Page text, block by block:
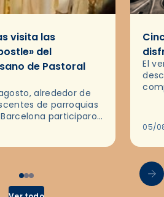
visita las
del
de Pastoral
alrededor de
de parroquias
participaron
organizadas
El
05/